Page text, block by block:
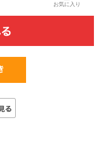
お気に入り